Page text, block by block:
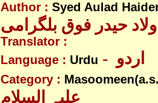
Author : Syed Aulad
حیدر فوق بلگرامی
Translator :
Language : Urdu
Category :